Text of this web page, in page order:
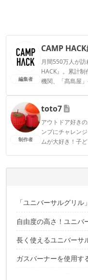
編集者
CAMP
月間550万人が
HACK』。累計
機関、「髙島屋
CAMP HACK編
制作者
toto7
アウトドア好き
ンプにチャレン
ムが大好き！子
「ユニバーサルグリ
極太のステンレスで錆
自由度の高さ！ユニバ
ガスバーナーの五徳と
シンプルに直火での
長く使えるユニバーサ
ダッチオーブンも乗
ガスバーナーを使用す